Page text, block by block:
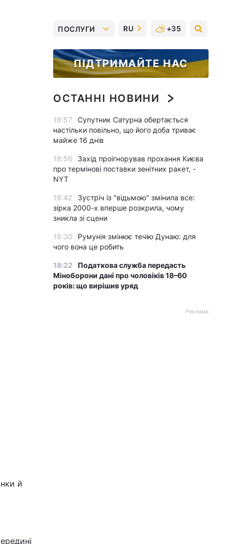
й
ПОСЛУГИ RU +35
ПІДТРИМАЙТЕ НАС
ОСТАННІ НОВИНИ
18:57
Супутник Сатурна обертається
настільки повільно, що його доба триває
майже 16 днів
18:56
Захід проігнорував прохання Києва
про термінові поставки зенітних ракет, -
NYT
18:42
Зустріч із "відьмою" змінила все:
зірка 2000-х вперше розкрила, чому
зникла зі сцени
18:30
Румунія змінює течію Дунаю: для
чого вона це робить
18:22
Податкова служба передасть
Міноборони дані про чоловіків 18–60
років: що вирішив уряд
Реклама